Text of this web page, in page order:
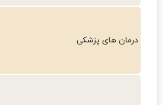
درمان های پزشکی